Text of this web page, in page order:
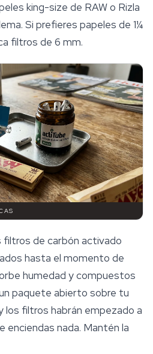
king-size de RAW o Rizla
Si prefieres papeles de 1¼
filtros de 6 mm.
filtros de carbón activado
hasta el momento de
humedad y compuestos
paquete abierto sobre tu
los filtros habrán empezado a
enciendas nada. Mantén la